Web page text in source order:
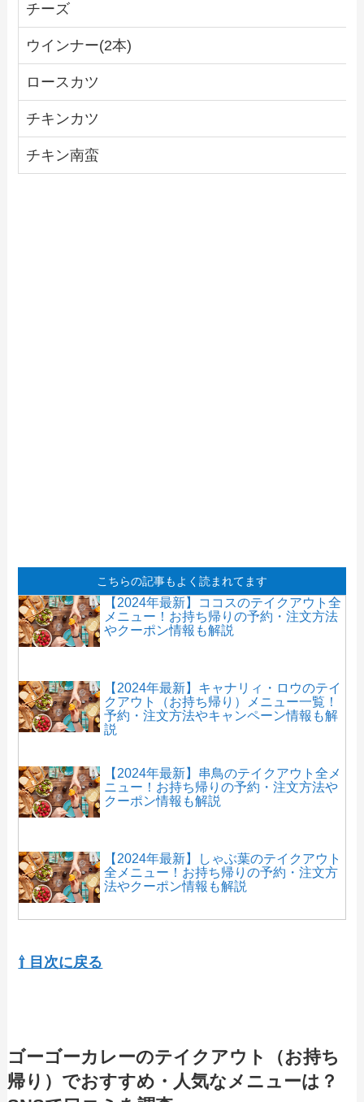
チーズ
ウインナー(2本)
ロースカツ
チキンカツ
チキン南蛮
こちらの記事もよく読まれてます
【2024年最新】ココスのテイクアウト全
メニュー！お持ち帰りの予約・注文方法
やクーポン情報も解説
【2024年最新】キャナリィ・ロウのテイ
クアウト（お持ち帰り）メニュー一覧！
予約・注文方法やキャンペーン情報も解
説
【2024年最新】串鳥のテイクアウト全メ
ニュー！お持ち帰りの予約・注文方法や
クーポン情報も解説
【2024年最新】しゃぶ葉のテイクアウト
全メニュー！お持ち帰りの予約・注文方
法やクーポン情報も解説
文方法やキャンペーン情報も解説
⇧ 目次に戻る
ゴーゴーカレーのテイクアウト（お持ち
帰り）でおすすめ・人気なメニューは？